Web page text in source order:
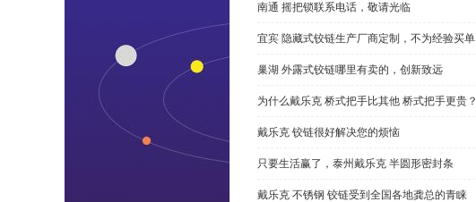
南通 摇把锁联系电话，敬请光临
宜宾 隐藏式铰链生产厂商定制，不为经验买单
巢湖 外露式铰链哪里有卖的，创新致远
为什么戴乐克 桥式把手比其他 桥式把手更贵？
戴乐克 铰链很好解决您的烦恼
只要生活赢了，泰州戴乐克 半圆形密封条
戴乐克 不锈钢 铰链受到全国各地龚总的青睐